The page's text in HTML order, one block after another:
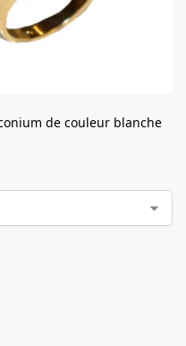
de couleur blanche